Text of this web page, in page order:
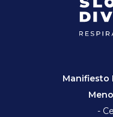
Manifiesto
-